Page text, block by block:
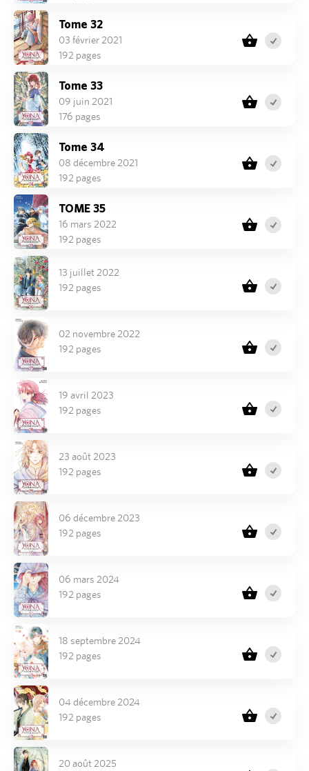
Tome 32
03 février 2021
192 pages
Tome 33
09 juin 2021
176 pages
Tome 34
08 décembre 2021
192 pages
TOME 35
16 mars 2022
192 pages
13 juillet 2022
192 pages
02 novembre 2022
192 pages
19 avril 2023
192 pages
23 août 2023
192 pages
06 décembre 2023
192 pages
06 mars 2024
192 pages
18 septembre 2024
192 pages
04 décembre 2024
192 pages
20 août 2025